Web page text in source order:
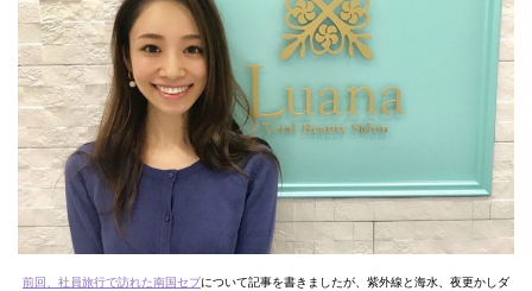
前回、社員旅行で訪れた南国セブについて記事を書きましたが、紫外線と海水、夜更かしダ